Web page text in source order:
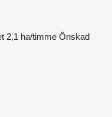
2,1 ha/timme Önskad